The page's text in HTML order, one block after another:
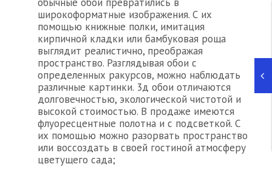
широкоформатные изображения. С их
помощью книжные полки, имитация
кирпичной кладки или бамбуковая роща
выглядит реалистично, преображая
пространство. Разглядывая обои с
определенных ракурсов, можно наблюдать
различные картинки. 3д обои отличаются
долговечностью, экологической чистотой и
высокой стоимостью. В продаже имеются
флуоресцентные полотна и с подсветкой. С
их помощью можно разорвать пространство
или воссоздать в своей гостиной атмосферу
цветущего сада;